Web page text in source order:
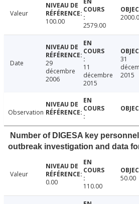
Valeur
100.00
2579.00
Date
29
décembre
2006
11
décembre
2015
31
2015
Observation
Number of DIGESA key
outbreak investigation and data
Valeur
0.00
110.00
50.00